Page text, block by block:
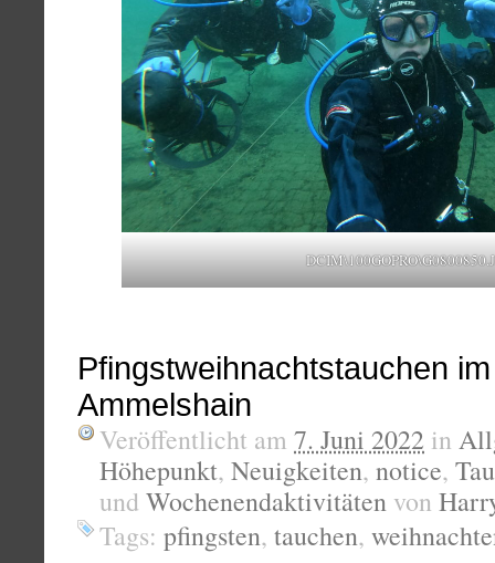
Pfingstweihnachtstauchen
Ammelshain
Veröffentlicht am 7. Juni 2022 in
Höhepunkt, Neuigkeiten, notice,
und Wochenendaktivitäten von
Tags: pfingsten, tauchen,